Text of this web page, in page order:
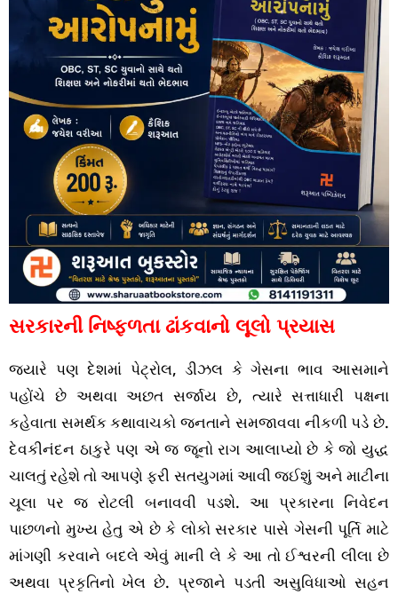
સરકારની નિષ્ફળતા ઢાંકવાનો લૂલો પ્રયાસ
જ્યારે પણ દેશમાં પેટ્રોલ, ડીઝલ કે ગેસના ભાવ આસમાને
પહોંચે છે અથવા અછત સર્જાય છે, ત્યારે સત્તાધારી પક્ષના
કહેવાતા સમર્થક કથાવાચકો જનતાને સમજાવવા નીકળી પડે છે.
દેવકીનંદન ઠાકુરે પણ એ જ જૂનો રાગ આલાપ્યો છે કે જો યુદ્ધ
ચાલતું રહેશે તો આપણે ફરી સતયુગમાં આવી જઈશું અને માટીના
ચૂલા પર જ રોટલી બનાવવી પડશે. આ પ્રકારના નિવેદન
પાછળનો મુખ્ય હેતુ એ છે કે લોકો સરકાર પાસે ગેસની પૂર્તિ માટે
માંગણી કરવાને બદલે એવું માની લે કે આ તો ઈશ્વરની લીલા છે
અથવા પ્રકૃતિનો ખેલ છે. પ્રજાને પડતી અસુવિધાઓ સહન